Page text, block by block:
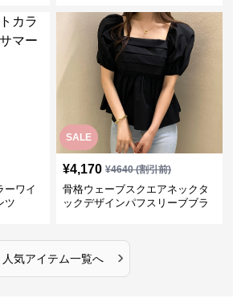
ーワイ
ツ
SALE
¥4,170 ¥4640(割引前)
骨格ウェーブスクエアネックタ
ックデザインパフスリーブブラ
人気アイテム一覧へ ›